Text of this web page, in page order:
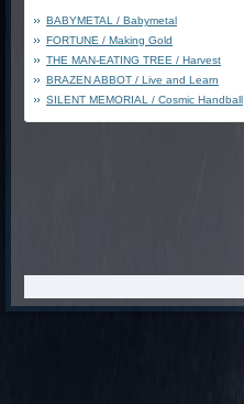
BABYMETAL / Babymetal
FORTUNE / Making Gold
THE MAN-EATING TREE / Harvest
BRAZEN ABBOT / Live and Learn
SILENT MEMORIAL / Cosmic Handball